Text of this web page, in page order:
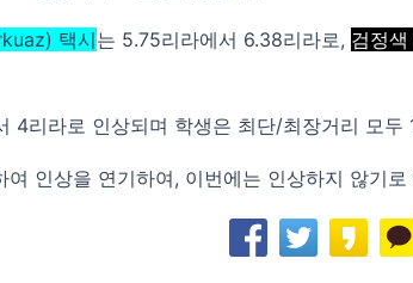
택시는 5.75리라에서 6.38리라로, 검정색
리라로 인상되며 학생은 최단/최장거리 모두
인상을 연기하여, 이번에는 인상하지 않기로